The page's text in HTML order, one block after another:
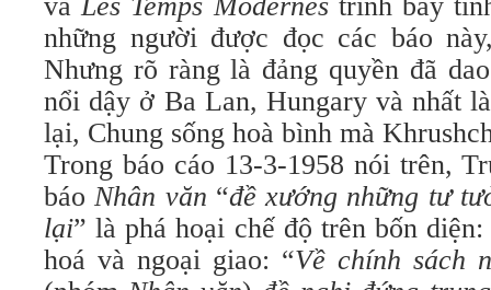
những người được đọc các báo
Nhưng rõ ràng là đảng quyền đã
nổi dậy ở Ba Lan, Hungary và nhất
lại, Chung sống hoà bình mà
Trong báo cáo 13-3-1958 nói trên,
báoNhân văn “đề xướng những tư
lại” là phá hoại chế độ trên bốn
hoá và ngoại giao: “Về chính sách